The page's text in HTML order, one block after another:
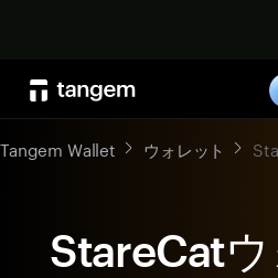
Tangem Wallet ウォレット
StareCatウ